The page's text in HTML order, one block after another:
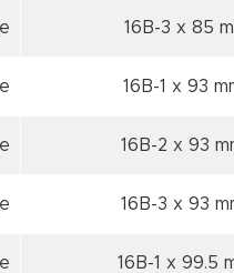
16B-3 x 85
16B-1 x 93
16B-2 x 93
16B-3 x 93
16B-1 x 99.5